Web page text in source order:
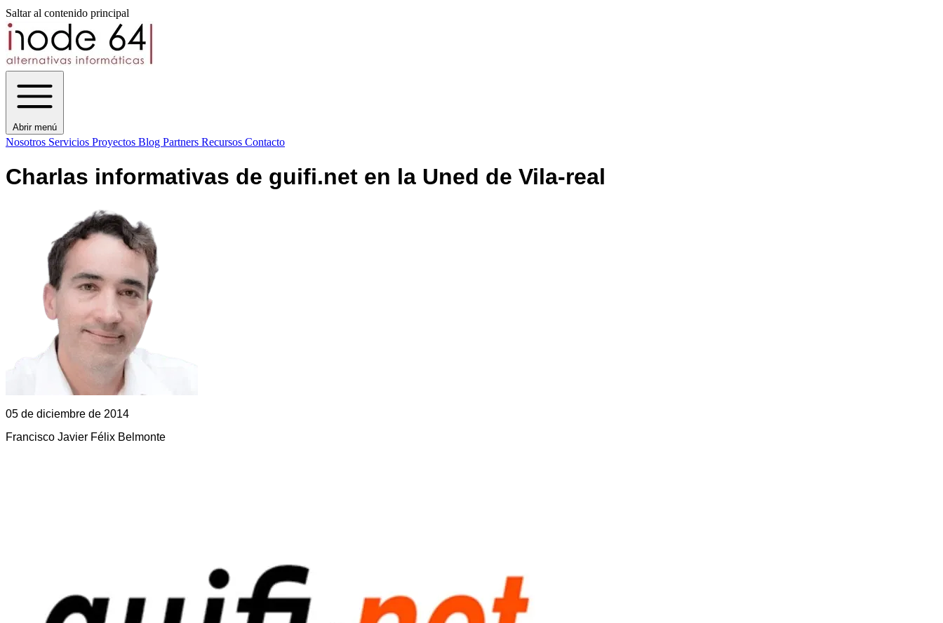
Saltar al contenido principal
Abrir menú
Nosotros Servicios Proyectos Blog Partners Recursos Contacto
Charlas informativas de guifi.net en la Uned de Vila-real
05 de diciembre de 2014
Francisco Javier Félix Belmonte